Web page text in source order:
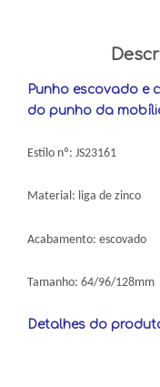
Punho escovado e
do punho da
Estilo nº: JS23161
Material: liga de zinco
Acabamento: escovado
Tamanho: 64/96/128mm
Detalhes do